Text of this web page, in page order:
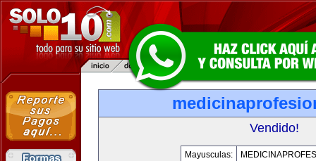
Vendido!
Mayusculas: